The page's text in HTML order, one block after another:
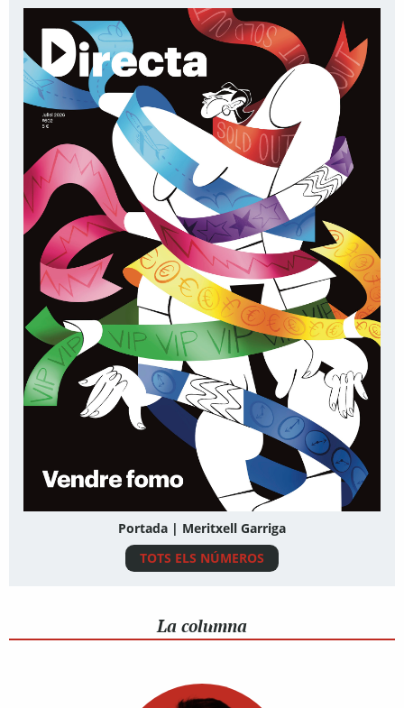
Portada | Meritxell Garriga
TOTS ELS NÚMEROS
La columna